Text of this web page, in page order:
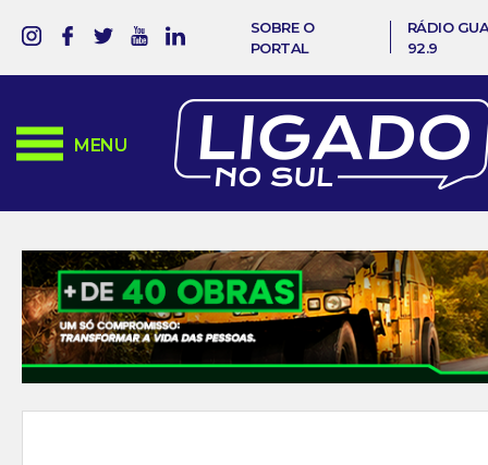
SOBRE O
PORTAL
RÁDIO
92.9
MENU